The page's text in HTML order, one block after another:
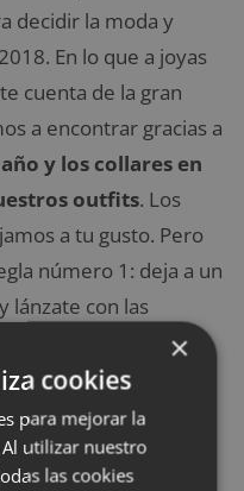
decidir la moda y
En lo que a joyas
cuenta de la gran
a encontrar gracias a
y los collares en
outfits. Los
a tu gusto. Pero
número 1: deja a un
lánzate con las
de ser sólo para
×
cookies
para mejorar la
utilizar nuestro
las cookies